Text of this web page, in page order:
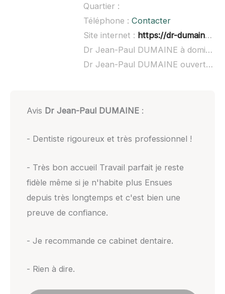
Quartier :
Téléphone : Contacter
Site internet : https://dr-dumaine-jean-paul.chirurgiens-dentistes-en-france.fr/
Dr Jean-Paul DUMAINE à domicile :
Dr Jean-Paul DUMAINE ouvert dimanche :
Avis Dr Jean-Paul DUMAINE:
- Dentiste rigoureux et très professionnel !
- Très bon accueil Travail parfait je reste
fidèle même si je n'habite plus Ensues
depuis très longtemps et c'est bien une
preuve de confiance.
- Je recommande ce cabinet dentaire.
- Rien à dire.